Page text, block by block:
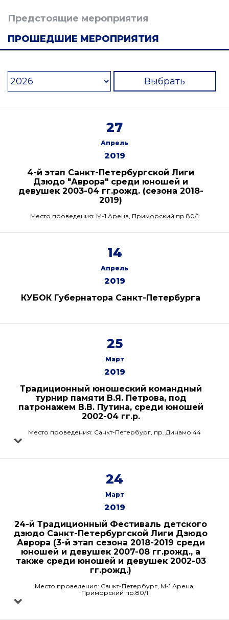
Предстоящие мероприятия
ПРОШЕДШИЕ МЕРОПРИЯТИЯ
Выбрать
27
Апрель
2019
4-й этап Санкт-Петербургской Лиги
Дзюдо "Аврора" среди юношей и
девушек 2003-04 гг.рожд. (сезона 2018-
2019)
Место проведения: М-1 Арена, Приморский пр.80/1
14
Апрель
2019
КУБОК Губернатора Санкт-Петербурга
25
Март
2019
Традиционный юношеский командный
турнир памяти В.Я. Петрова, под
патронажем В.В. Путина, среди юношей
2002-04 гг.р.
Место проведения: Санкт-Петербург, пр. Динамо 44
24
Март
2019
24-й Традиционный Фестиваль детского
дзюдо Санкт-Петербургской Лиги Дзюдо
Аврора (3-й этап сезона 2018-2019 среди
юношей и девушек 2007-08 гг.рожд., а
также среди юношей и девушек 2002-03
гг.рожд.)
Место проведения: Санкт-Петербург, М-1 Арена,
Приморский пр.80/1